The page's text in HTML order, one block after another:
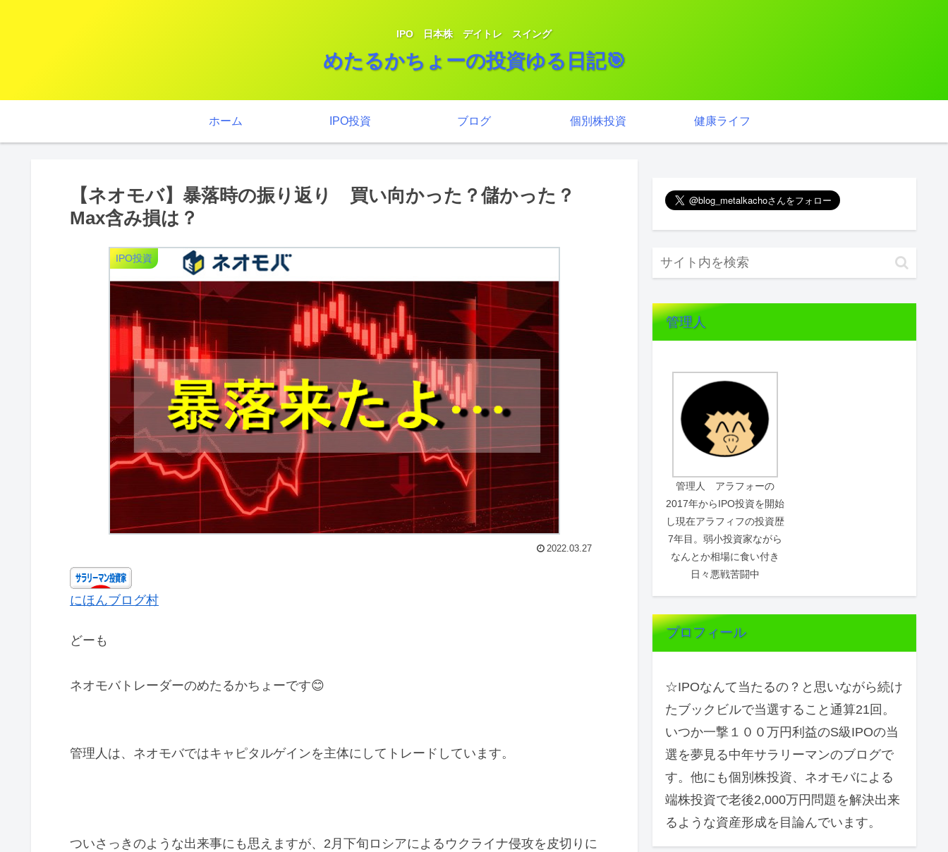
IPO 日本株 デイトレ スイング
めたるかちょーの投資ゆる日記🎯
ホーム IPO投資 ブログ 個別株投資 健康ライフ
【ネオモバ】暴落時の振り返り 買い向かった？儲かった？
Max含み損は？
IPO投資
2022.03.27
にほんブログ村
どーも
ネオモバトレーダーのめたるかちょーです😊
管理人は、ネオモバではキャピタルゲインを主体にしてトレードしています。
ついさっきのような出来事にも思えますが、2月下旬ロシアによるウクライナ侵攻を皮切りに
管理人
管理人 アラフォーの
2017年からIPO投資を開始
し現在アラフィフの投資歴
7年目。弱小投資家ながら
なんとか相場に食い付き
日々悪戦苦闘中
プロフィール
☆IPOなんて当たるの？と思いながら続け
たブックビルで当選すること通算21回。
いつか一撃１００万円利益のS級IPOの当
選を夢見る中年サラリーマンのブログで
す。他にも個別株投資、ネオモバによる
端株投資で老後2,000万円問題を解決出来
るような資産形成を目論んでいます。